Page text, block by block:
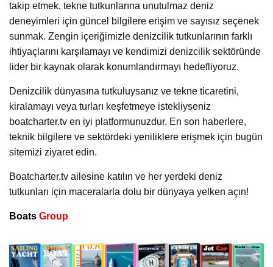
takip etmek, tekne tutkunlarına unutulmaz deniz
deneyimleri için güncel bilgilere erişim ve sayısız seçenek
sunmak. Zengin içeriğimizle denizcilik tutkunlarının farklı
ihtiyaçlarını karşılamayı ve kendimizi denizcilik sektöründe
lider bir kaynak olarak konumlandırmayı hedefliyoruz.
Denizcilik dünyasına tutkuluysanız ve tekne ticaretini,
kiralamayı veya turları keşfetmeye istekliyseniz
boatcharter.tv en iyi platformunuzdur. En son haberlere,
teknik bilgilere ve sektördeki yeniliklere erişmek için bugün
sitemizi ziyaret edin.
Boatcharter.tv ailesine katılın ve her yerdeki deniz
tutkunları için maceralarla dolu bir dünyaya yelken açın!
Boats Group